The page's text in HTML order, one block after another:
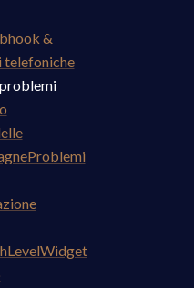
&
telefoniche
Problemi
Widget